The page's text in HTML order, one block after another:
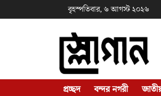
বৃহস্পতিবার, ৬ আগস্ট ২০২৬
প্রচ্ছদ বন্দর নগরী